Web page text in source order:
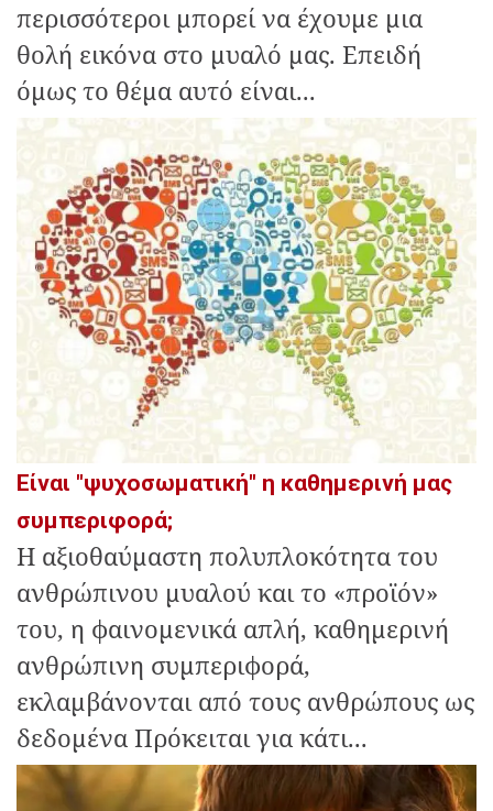
περισσότεροι μπορεί να έχουμε μια
θολή εικόνα στο μυαλό μας. Επειδή
όμως το θέμα αυτό είναι...
Είναι "ψυχοσωματική" η καθημερινή μας
συμπεριφορά;
Η αξιοθαύμαστη πολυπλοκότητα του
ανθρώπινου μυαλού και το «προϊόν»
του, η φαινομενικά απλή, καθημερινή
ανθρώπινη συμπεριφορά,
εκλαμβάνονται από τους ανθρώπους ως
δεδομένα Πρόκειται για κάτι...